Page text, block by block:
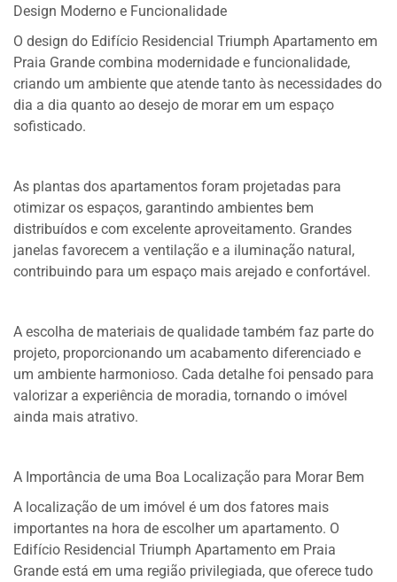
Design Moderno e Funcionalidade
O design do Edifício Residencial Triumph Apartamento em
Praia Grande combina modernidade e funcionalidade,
criando um ambiente que atende tanto às necessidades do
dia a dia quanto ao desejo de morar em um espaço
sofisticado.
As plantas dos apartamentos foram projetadas para
otimizar os espaços, garantindo ambientes bem
distribuídos e com excelente aproveitamento. Grandes
janelas favorecem a ventilação e a iluminação natural,
contribuindo para um espaço mais arejado e confortável.
A escolha de materiais de qualidade também faz parte do
projeto, proporcionando um acabamento diferenciado e
um ambiente harmonioso. Cada detalhe foi pensado para
valorizar a experiência de moradia, tornando o imóvel
ainda mais atrativo.
A Importância de uma Boa Localização para Morar Bem
A localização de um imóvel é um dos fatores mais
importantes na hora de escolher um apartamento. O
Edifício Residencial Triumph Apartamento em Praia
Grande está em uma região privilegiada, que oferece tudo